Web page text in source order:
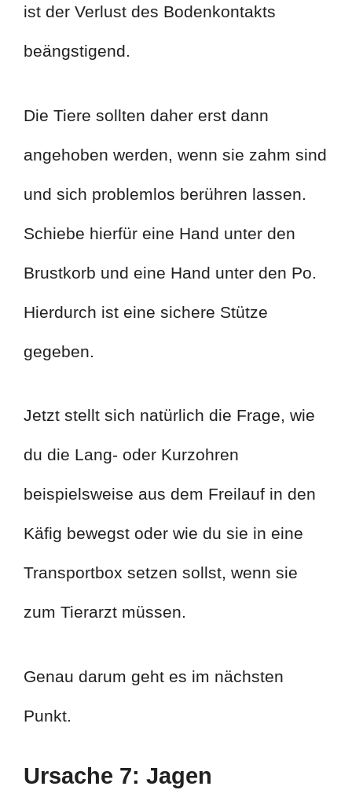
ist der Verlust des Bodenkontakts
beängstigend.
Die Tiere sollten daher erst dann
angehoben werden, wenn sie zahm sind
und sich problemlos berühren lassen.
Schiebe hierfür eine Hand unter den
Brustkorb und eine Hand unter den Po.
Hierdurch ist eine sichere Stütze
gegeben.
Jetzt stellt sich natürlich die Frage, wie
du die Lang- oder Kurzohren
beispielsweise aus dem Freilauf in den
Käfig bewegst oder wie du sie in eine
Transportbox setzen sollst, wenn sie
zum Tierarzt müssen.
Genau darum geht es im nächsten
Punkt.
Ursache 7: Jagen